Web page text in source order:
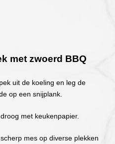
met zwoerd BBQ
uit de koeling en leg de
op een snijplank.
met keukenpapier.
mes op diverse plekken